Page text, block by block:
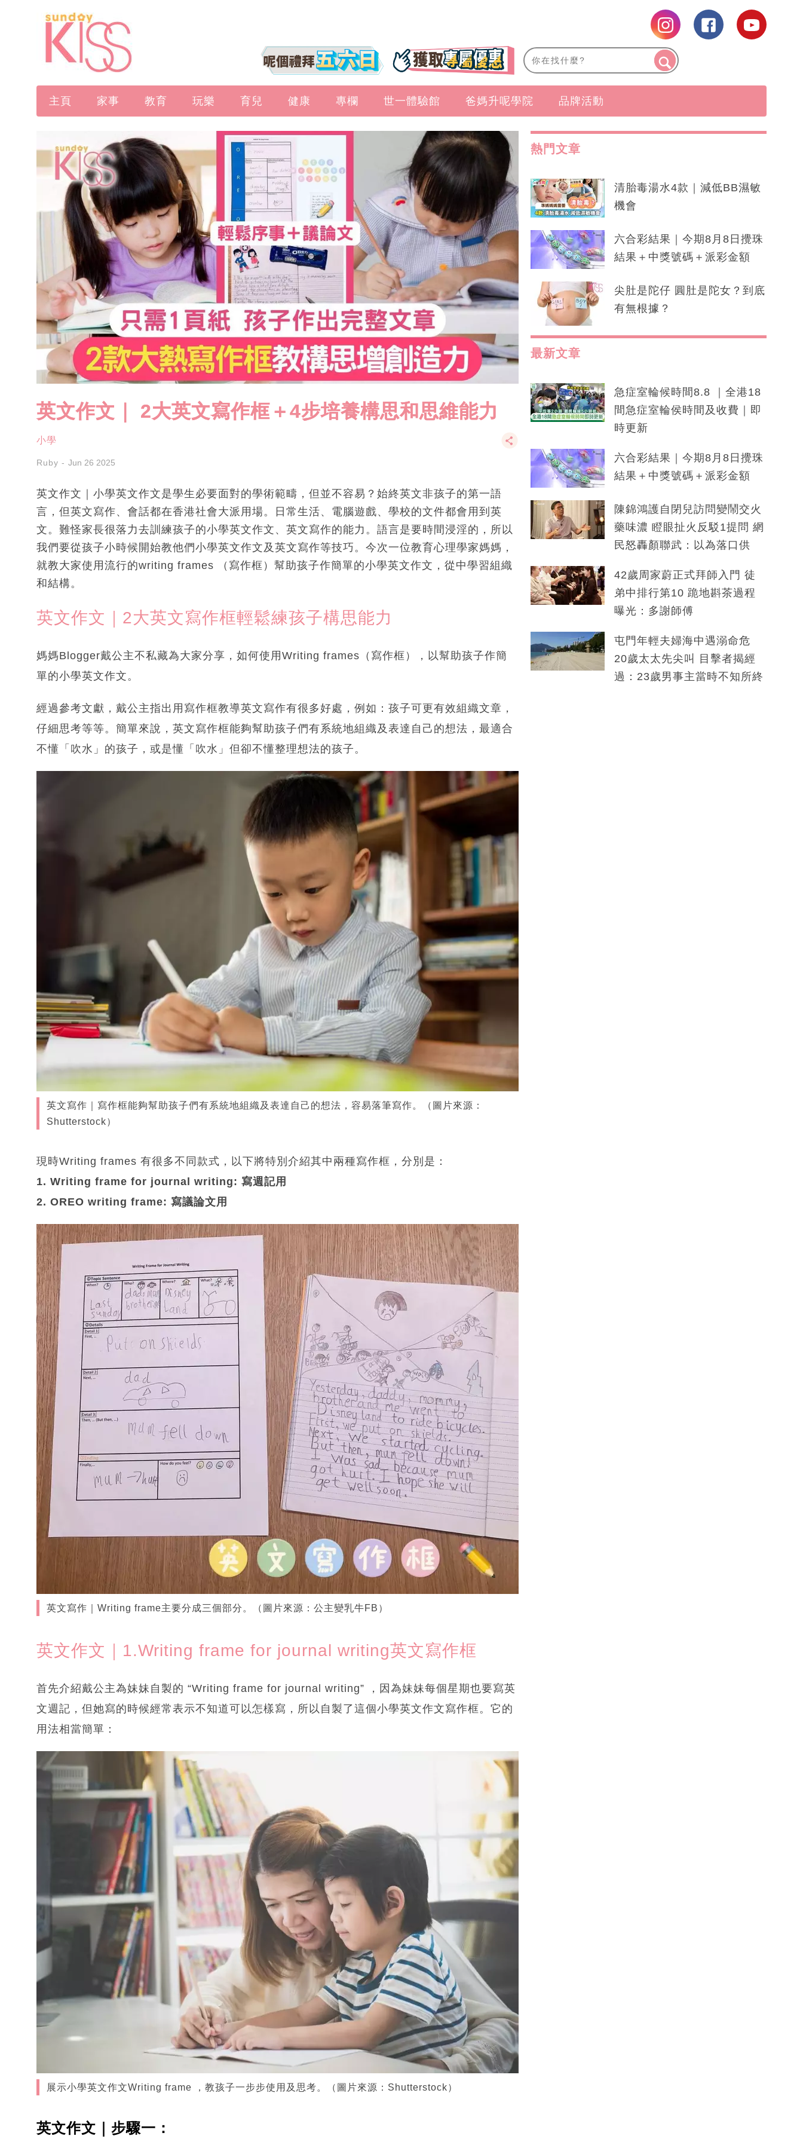
主頁 家事 教育 玩樂 育兒 健康 專欄 世一體驗館 爸媽升呢學院 品牌活動
英文作文｜ 2大英文寫作框＋4步培養構思和思維能力
小學
Ruby Jun 26 2025
英文作文｜小學英文作文是學生必要面對的學術範疇，但並不容易？始終英文非孩子的第一語
言，但英文寫作、會話都在香港社會大派用場。日常生活、電腦遊戲、學校的文件都會用到英
文。難怪家長很落力去訓練孩子的小學英文作文、英文寫作的能力。語言是要時間浸淫的，所以
我們要從孩子小時候開始教他們小學英文作文及英文寫作等技巧。今次一位教育心理學家媽媽，
就教大家使用流行的writing frames （寫作框）幫助孩子作簡單的小學英文作文，從中學習組織
和結構。
英文作文｜2大英文寫作框輕鬆練孩子構思能力
媽媽Blogger戴公主不私藏為大家分享，如何使用Writing frames（寫作框），以幫助孩子作簡
單的小學英文作文。
經過參考文獻，戴公主指出用寫作框教導英文寫作有很多好處，例如：孩子可更有效組織文章，
仔細思考等等。簡單來說，英文寫作框能夠幫助孩子們有系統地組織及表達自己的想法，最適合
不懂「吹水」的孩子，或是懂「吹水」但卻不懂整理想法的孩子。
英文寫作｜寫作框能夠幫助孩子們有系統地組織及表達自己的想法，容易落筆寫作。（圖片來源：
Shutterstock）
現時Writing frames 有很多不同款式，以下將特別介紹其中兩種寫作框，分別是：
1. Writing frame for journal writing: 寫週記用
2. OREO writing frame: 寫議論文用
英文寫作｜Writing frame主要分成三個部分。（圖片來源：公主變乳牛FB）
英文作文｜1.Writing frame for journal writing英文寫作框
首先介紹戴公主為妹妹自製的 “Writing frame for journal writing” ，因為妹妹每個星期也要寫英
文週記，但她寫的時候經常表示不知道可以怎樣寫，所以自製了這個小學英文作文寫作框。它的
用法相當簡單：
展示小學英文作文Writing frame ，教孩子一步步使用及思考。（圖片來源：Shutterstock）
英文作文｜步驟一：
熱門文章
清胎毒湯水4款｜減低BB濕敏
機會
六合彩結果｜今期8月8日攪珠
結果＋中獎號碼＋派彩金額
尖肚是陀仔 圓肚是陀女？到底
有無根據？
最新文章
急症室輪候時間8.8 ｜全港18
間急症室輪侯時間及收費｜即
時更新
六合彩結果｜今期8月8日攪珠
結果＋中獎號碼＋派彩金額
陳錦鴻護自閉兒訪問變鬧交火
藥味濃 瞪眼扯火反駁1提問 網
民怒轟顏聯武：以為落口供
42歲周家蔚正式拜師入門 徒
弟中排行第10 跪地斟茶過程
曝光：多謝師傅
屯門年輕夫婦海中遇溺命危
20歲太太先尖叫 目擊者揭經
過：23歲男事主當時不知所終